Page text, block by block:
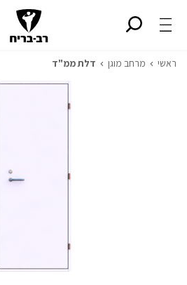
ראשי מרחב מוגן דלת ממ"ד